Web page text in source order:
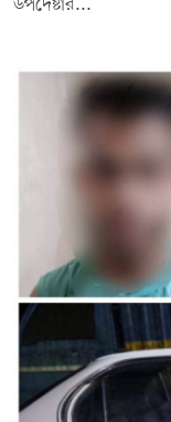
উপদেষ্টার...